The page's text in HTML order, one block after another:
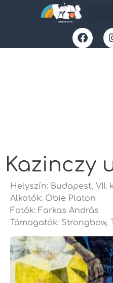
Kazinczy
Helyszín: Budapest, VII.
Alkotók: Obie Platon
Fotók: Farkas András
Támogatók: Strongbow,